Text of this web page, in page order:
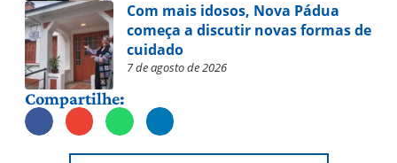
Com mais idosos, Nova Pádua
começa a discutir novas formas de
cuidado
7 de agosto de 2026
Compartilhe: